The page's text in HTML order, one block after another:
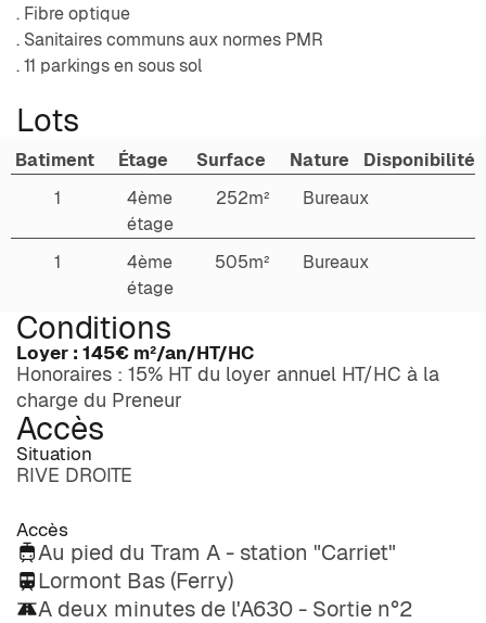
. Fibre optique
. Sanitaires communs aux normes PMR
. 11 parkings en sous sol
Lots
Batiment Étage Surface Nature
Disponibilité
1
4ème
étage
252m² Bureaux
1
4ème
étage
505m² Bureaux
Conditions
Loyer : 145€ m²/an/HT/HC
Honoraires : 15% HT du loyer annuel HT/HC à la
charge du Preneur
Accès
Situation
RIVE DROITE
Accès
Au pied du Tram A - station "Carriet"
Lormont Bas (Ferry)
A deux minutes de l'A630 - Sortie n°2